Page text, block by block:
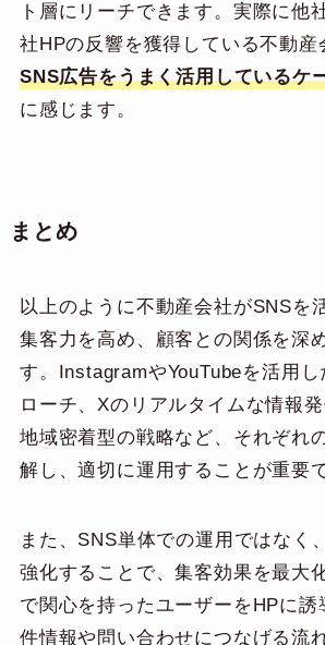
ト層にリーチできます。実際に他
社HPの反響を獲得している不動産
SNS広告をうまく活用しているケ
に感じます。
まとめ
以上のように不動産会社がSNSを
集客力を高め、顧客との関係を深
す。InstagramやYouTubeを活用
ローチ、Xのリアルタイムな情報
地域密着型の戦略など、それぞれ
解し、適切に運用することが重要
また、SNS単体での運用ではなく
強化することで、集客効果を最大
で関心を持ったユーザーをHPに誘
件情報や問い合わせにつなげる流